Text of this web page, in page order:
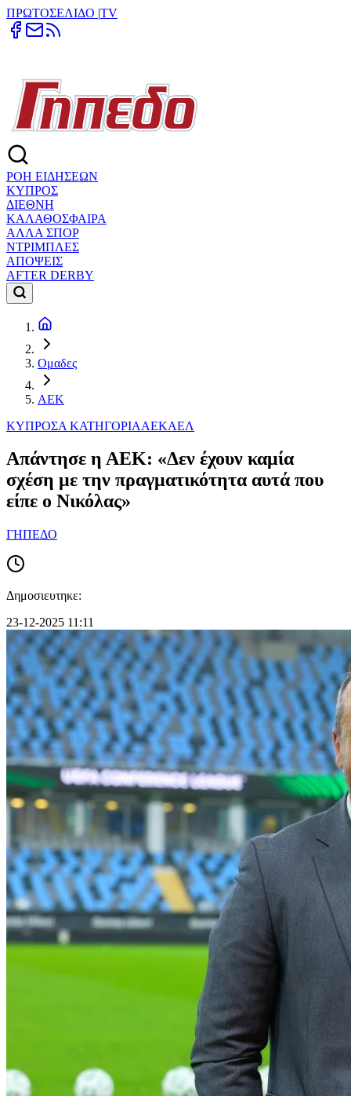
ΠΡΩΤΟΣΕΛΙΔΟ |TV
ΡΟΗ ΕΙΔΗΣΕΩΝ
ΚΥΠΡΟΣ
ΔΙΕΘΝΗ
ΚΑΛΑΘΟΣΦΑΙΡΑ
ΑΛΛΑ ΣΠΟΡ
ΝΤΡΙΜΠΛΕΣ
ΑΠΟΨΕΙΣ
AFTER DERBY
Ομαδες
ΑΕΚ
ΚΥΠΡΟΣΑ ΚΑΤΗΓΟΡΙΑΑΕΚΑΕΛ
Απάντησε η ΑΕΚ: «Δεν έχουν καμία
σχέση με την πραγματικότητα αυτά που
είπε ο Νικόλας»
ΓΗΠΕΔΟ
Δημοσιευτηκε:
23-12-2025 11:11